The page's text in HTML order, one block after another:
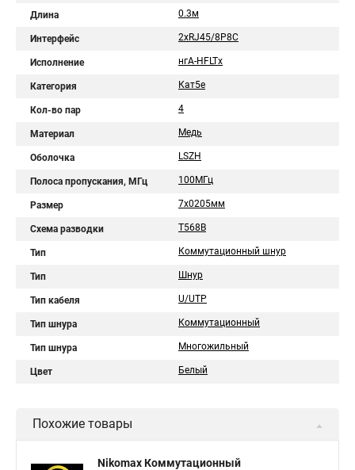
Длина 0.3м
Интерфейс 2хRJ45/8P8C
Исполнение нгА-HFLTx
Категория Кат5е
Кол-во пар 4
Материал Медь
Оболочка LSZH
Полоса пропускания, МГц 100МГц
Размер 7х0205мм
Схема разводки T568B
Тип Коммутационный шнур
Тип Шнур
Тип кабеля U/UTP
Тип шнура Коммутационный
Тип шнура Многожильный
Цвет Белый
Похожие товары
Nikomax Коммутационный